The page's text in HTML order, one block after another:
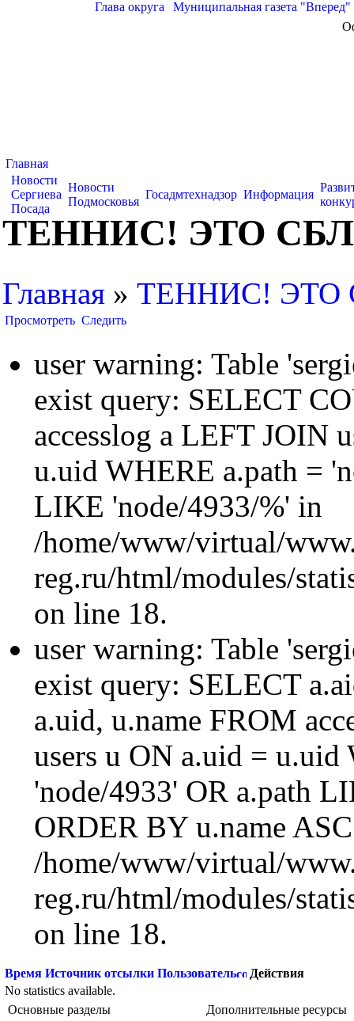
Глава округа Муниципальная газета "Вперед"
Главная
Новости
Сергиева
Посада
Новости
Подмосковья
Госадмтехнадзор Информация
ТЕННИС! ЭТО
Главная » ТЕННИС! ЭТО
Просмотреть Следить
user warning: Table
exist query: SELECT
accesslog a LEFT JOIN
u.uid WHERE a.path =
LIKE 'node/4933/%' in
/home/www/virtual/
reg.ru/html/modules/
on line 18.
user warning: Table
exist query: SELECT
a.uid, u.name FROM
users u ON a.uid = u.uid
'node/4933' OR a.path
ORDER BY u.name
/home/www/virtual/
reg.ru/html/modules/
on line 18.
Время Источник отсылки Пользователь
Действия
No statistics available.
Основные разделы
Дополнительные ресурсы